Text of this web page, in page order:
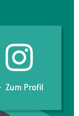
Zum Profil